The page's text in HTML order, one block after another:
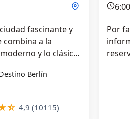
fascinante y
combina a la
y lo clásico.
Destino Berlín
☆ 4,9 (10115)
6:00
Por
reserva